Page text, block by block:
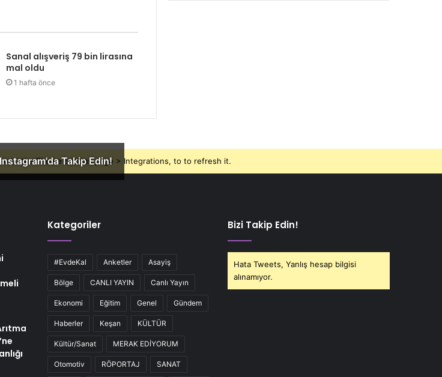
Sanal alışveriş 79 bin lirasına
mal oldu
1 hafta önce
Takip Edin!
to the Theme options page > Integrations, to to refresh it.
Kategoriler
#EvdeKal Anketler Asayiş
Bölge CANLI YAYIN Canlı Yayın
Ekonomi Eğitim Genel Gündem
Haberler Keşan KÜLTÜR
Kültür/Sanat MERAK EDİYORUM
Otomotiv RÖPORTAJ SANAT
Bizi Takip Edin!
Hata Tweets, Yanlış hesap bilgisi
alınamıyor.